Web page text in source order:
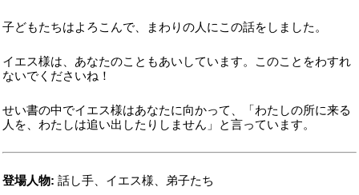
子どもたちはよろこんで、まわりの人にこの話をしました。
イエス様は、あなたのこともあいしています。このことをわすれ
ないでくださいね！
せい書の中でイエス様はあなたに向かって、「わたしの所に来る
人を、わたしは追い出したりしません」と言っています。
登場人物: 話し手、イエス様、弟子たち